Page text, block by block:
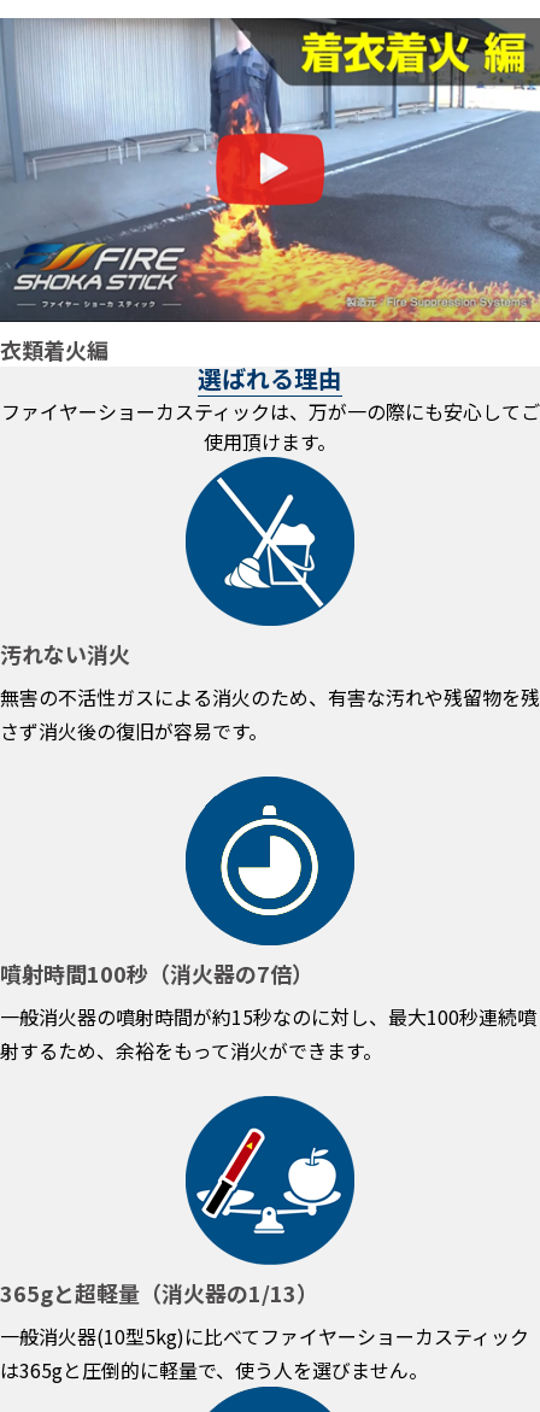
衣類着火編
選ばれる理由
ファイヤーショーカスティックは、万が一の際にも安心してご
使用頂けます。
汚れない消火
無害の不活性ガスによる消火のため、有害な汚れや残留物を残
さず消火後の復旧が容易です。
噴射時間100秒（消火器の7倍）
一般消火器の噴射時間が約15秒なのに対し、最大100秒連続噴
射するため、余裕をもって消火ができます。
365gと超軽量（消火器の1/13）
一般消火器(10型5kg)に比べてファイヤーショーカスティック
は365gと圧倒的に軽量で、使う人を選びません。